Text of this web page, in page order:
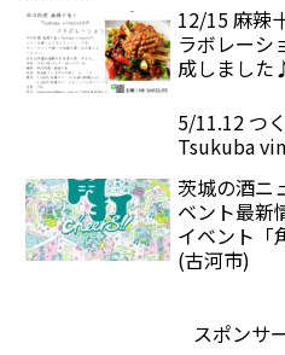
12/15 麻辣
ラボレーシ
成しました
5/11.12 つ
Tsukuba
茨城の酒ニ
ベント最新
イベント「
(古河市)
スポンサ